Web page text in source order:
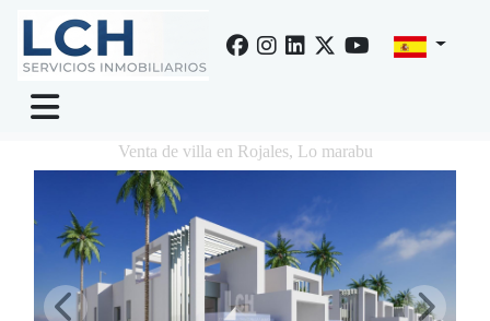
Venta de villa en Rojales, Lo marabu